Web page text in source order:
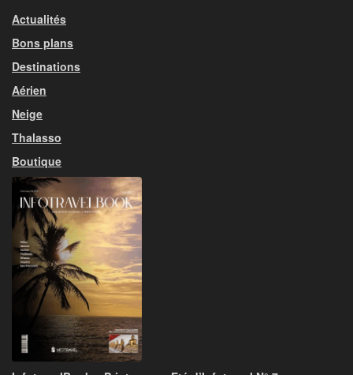
Actualités
Bons plans
Destinations
Aérien
Neige
Thalasso
Boutique